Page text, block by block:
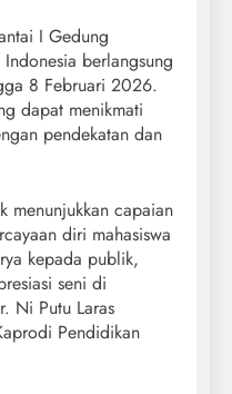
I Gedung
berlangsung
8 Februari 2026.
dapat menikmati
pendekatan dan
menunjukkan capaian
diri mahasiswa
kepada publik,
seni di
Ni Putu Laras
Pendidikan